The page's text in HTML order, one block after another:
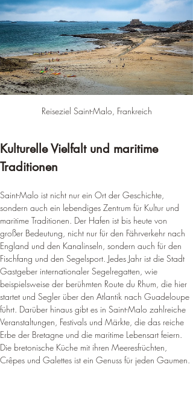
Reiseziel Saint-Malo, Frankreich
Kulturelle Vielfalt und maritime
Traditionen
Saint-Malo ist nicht nur ein Ort der Geschichte,
sondern auch ein lebendiges Zentrum für Kultur und
maritime Traditionen. Der Hafen ist bis heute von
großer Bedeutung, nicht nur für den Fährverkehr nach
England und den Kanalinseln, sondern auch für den
Fischfang und den Segelsport. Jedes Jahr ist die Stadt
Gastgeber internationaler Segelregatten, wie
beispielsweise der berühmten Route du Rhum, die hier
startet und Segler über den Atlantik nach Guadeloupe
führt. Darüber hinaus gibt es in Saint-Malo zahlreiche
Veranstaltungen, Festivals und Märkte, die das reiche
Erbe der Bretagne und die maritime Lebensart feiern.
Die bretonische Küche mit ihren Meeresfrüchten,
Crêpes und Galettes ist ein Genuss für jeden Gaumen.